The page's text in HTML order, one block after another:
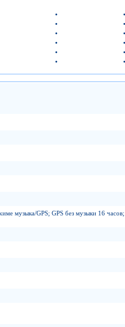
•
•
•
•
•
•
•
•
•
•
• •
музыка/GPS; GPS без музыки 16 часов;